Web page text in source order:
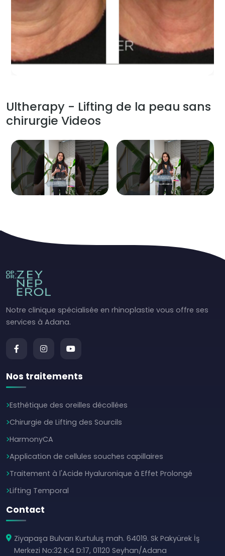
Ultherapy - Lifting de la peau sans
chirurgie Videos
Notre clinique spécialisée en rhinoplastie vous offre ses
services à Adana.
Nos traitements
Esthétique des oreilles décollées
Chirurgie de Lifting des Sourcils
HarmonyCA
Application de cellules souches capillaires
Traitement à l'Acide Hyaluronique à Effet Prolongé
Lifting Temporal
Contact
Ziyapaşa Bulvarı Kurtuluş mah. 64019. Sk Pakyürek İş
Merkezi No:32 K:4 D:17, 01120 Seyhan/Adana